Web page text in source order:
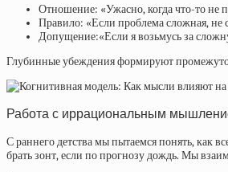
Отношение: «Ужасно, когда что-то не
Правило: «Если проблема сложная, не
Допущение:«Если я возьмусь за
Глубинные убеждения формируют
Работа с иррациональным
С раннего детства мы пытаемся понять, как
брать зонт, если по прогнозу дождь. Мы